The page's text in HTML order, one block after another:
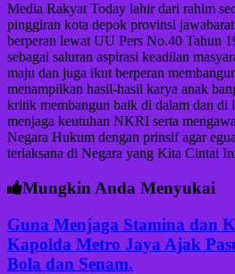
Media Rakyat Today lahir dari rahim
pinggiran kota depok provinsi
berperan lewat UU Pers No.40 Tahun
sebagai saluran aspirasi keadilan
maju dan juga ikut berperan
menampilkan hasil-hasil karya anak
kritik membangun baik di dalam dan di
menjaga keutuhan NKRI serta
Negara Hukum dengan prinsif agar
terlaksana di Negara yang Kita Cintai
Mungkin Anda Menyukai
Guna Menjaga Stamina dan
Kapolda Metro Jaya Ajak
Bola dan Senam.